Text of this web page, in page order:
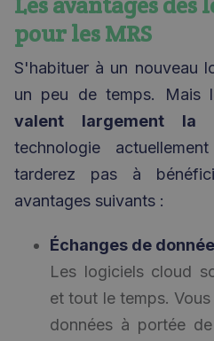
pour les MRS
S'habituer à un nouveau
un peu de temps. Mais
valent largement la
technologie
tarderez pas à
avantages suivants :
Échanges de
Les logiciels cloud
et tout le temps.
données à portée